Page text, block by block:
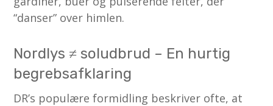
“danser” over himlen.
Nordlys ≠ soludbrud – En hurtig
begrebsafklaring
DR’s populære formidling beskriver ofte, at